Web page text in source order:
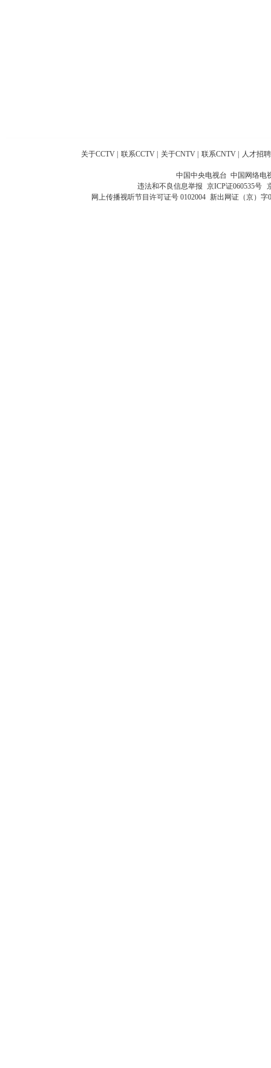
关于CCTV 联系CCTV 关于CNTV 联系CNTV 人才招聘
中国中央电视台 中国网络电
违法和不良信息举报 京ICP证060535号
网上传播视听节目许可证号 0102004 新出网证（京）